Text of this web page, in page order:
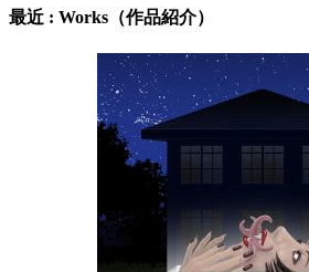
最近 : Works（作品紹介）